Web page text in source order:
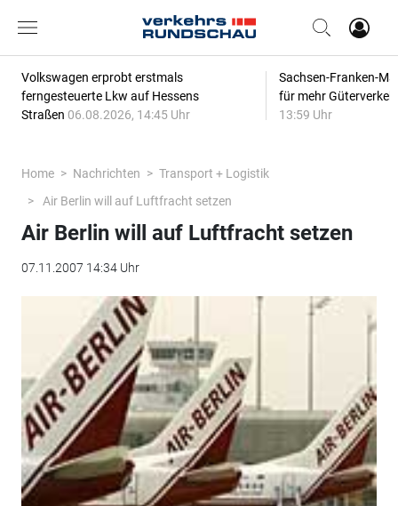
Volkswagen erprobt erstmals
ferngesteuerte Lkw auf Hessens
Straßen 06.08.2026, 14:45 Uhr
Sachsen-Franken-
für mehr
13:59 Uhr
Home Nachrichten
Transport + Logistik
Air Berlin will auf Luftfracht setzen
Air Berlin will auf Luftfracht setzen
07.11.2007 14:34 Uhr